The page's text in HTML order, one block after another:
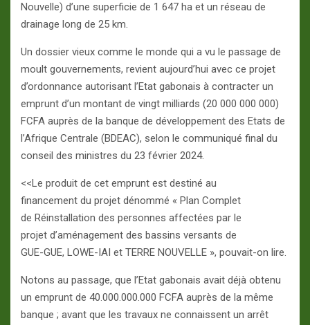
Nouvelle) d’une superficie de 1 647 ha et un réseau de
drainage long de 25 km.
Un dossier vieux comme le monde qui a vu le passage de
moult gouvernements, revient aujourd’hui avec ce projet
d’ordonnance autorisant l’Etat gabonais à contracter un
emprunt d’un montant de vingt milliards (20 000 000 000)
FCFA auprès de la banque de développement des Etats de
l’Afrique Centrale (BDEAC), selon le communiqué final du
conseil des ministres du 23 février 2024.
<<Le produit de cet emprunt est destiné au
financement du projet dénommé « Plan Complet
de Réinstallation des personnes affectées par le
projet d’aménagement des bassins versants de
GUE-GUE, LOWE-IAI et TERRE NOUVELLE », pouvait-on lire.
Notons au passage, que l’Etat gabonais avait déjà obtenu
un emprunt de 40.000.000.000 FCFA auprès de la même
banque ; avant que les travaux ne connaissent un arrêt